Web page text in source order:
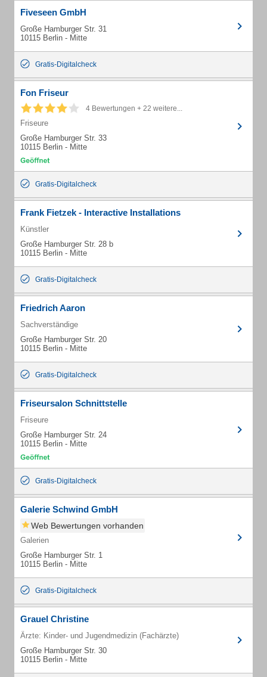
Fiveseen GmbH
Große Hamburger Str. 31
10115 Berlin - Mitte
Gratis-Digitalcheck
Fon Friseur
4 Bewertungen + 22 weitere...
Friseure
Große Hamburger Str. 33
10115 Berlin - Mitte
Gratis-Digitalcheck
Frank Fietzek - Interactive Installations
Künstler
Große Hamburger Str. 28 b
10115 Berlin - Mitte
Gratis-Digitalcheck
Friedrich Aaron
Sachverständige
Große Hamburger Str. 20
10115 Berlin - Mitte
Gratis-Digitalcheck
Friseursalon Schnittstelle
Friseure
Große Hamburger Str. 24
10115 Berlin - Mitte
Gratis-Digitalcheck
Galerie Schwind GmbH
Web Bewertungen vorhanden
Galerien
Große Hamburger Str. 1
10115 Berlin - Mitte
Gratis-Digitalcheck
Grauel Christine
Ärzte: Kinder- und Jugendmedizin (Fachärzte)
Große Hamburger Str. 30
10115 Berlin - Mitte